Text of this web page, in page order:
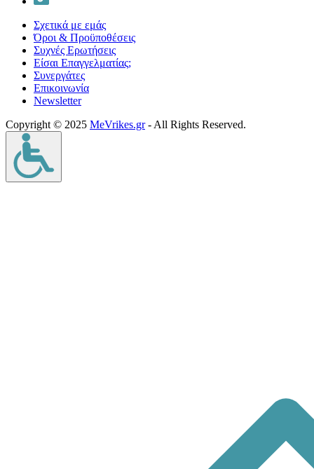
Σχετικά με εμάς
Όροι & Προϋποθέσεις
Συχνές Ερωτήσεις
Είσαι Επαγγελματίας;
Συνεργάτες
Επικοινωνία
Νewsletter
Copyright © 2025 MeVrikes.gr- All Rights Reserved.